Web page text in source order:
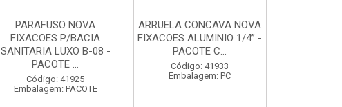
PARAFUSO NOVA
FIXACOES P/BACIA
SANITARIA LUXO B-08 -
PACOTE ...
Código: 41925
Embalagem: PACOTE
ARRUELA CONCAVA NOVA
FIXACOES ALUMINIO 1/4” -
PACOTE C...
Código: 41933
Embalagem: PC